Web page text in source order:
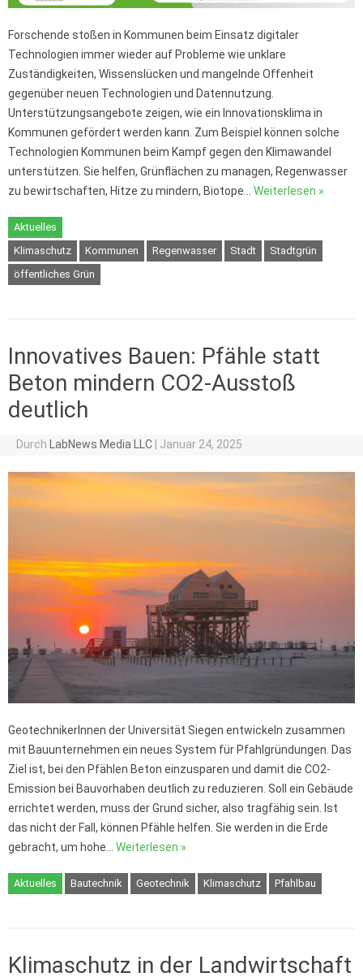
Forschende stoßen in Kommunen beim Einsatz digitaler
Technologien immer wieder auf Probleme wie unklare
Zuständigkeiten, Wissenslücken und mangelnde Offenheit
gegenüber neuen Technologien und Datennutzung.
Unterstützungsangebote zeigen, wie ein Innovationsklima in
Kommunen gefördert werden kann. Zum Beispiel können solche
Technologien Kommunen beim Kampf gegen den Klimawandel
unterstützen. Sie helfen, Grünflächen zu managen, Regenwasser
zu bewirtschaften, Hitze zu mindern, Biotope… Weiterlesen »
Aktuelles
Klimaschutz
Kommunen Regenwasser Stadt
Stadtgrün
öffentliches Grün
Innovatives Bauen: Pfähle statt
Beton mindern CO2-Ausstoß
deutlich
Durch LabNews Media LLC Januar 24, 2025
GeotechnikerInnen der Universität Siegen entwickeln zusammen
mit Bauunternehmen ein neues System für Pfahlgründungen. Das
Ziel ist, bei den Pfählen Beton einzusparen und damit die CO2-
Emission bei Bauvorhaben deutlich zu reduzieren. Soll ein Gebäude
errichtet werden, muss der Grund sicher, also tragfähig sein. Ist
das nicht der Fall, können Pfähle helfen. Sie werden in die Erde
gebracht, um hohe… Weiterlesen »
Aktuelles Bautechnik Geotechnik Klimaschutz Pfahlbau
Klimaschutz in der Landwirtschaft